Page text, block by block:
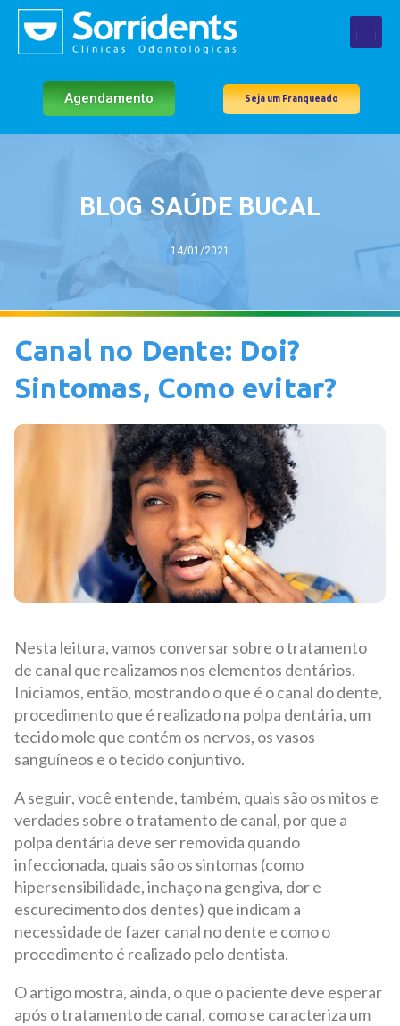
Agendamento Seja um Franqueado
BLOG SAÚDE BUCAL
14/01/2021
Canal no Dente: Doi?
Sintomas, Como evitar?
Nesta leitura, vamos conversar sobre o tratamento
de canal que realizamos nos elementos dentários.
Iniciamos, então, mostrando o que é o canal do dente,
procedimento que é realizado na polpa dentária, um
tecido mole que contém os nervos, os vasos
sanguíneos e o tecido conjuntivo.
A seguir, você entende, também, quais são os mitos e
verdades sobre o tratamento de canal, por que a
polpa dentária deve ser removida quando
infeccionada, quais são os sintomas (como
hipersensibilidade, inchaço na gengiva, dor e
escurecimento dos dentes) que indicam a
necessidade de fazer canal no dente e como o
procedimento é realizado pelo dentista.
O artigo mostra, ainda, o que o paciente deve esperar
após o tratamento de canal, como se caracteriza um